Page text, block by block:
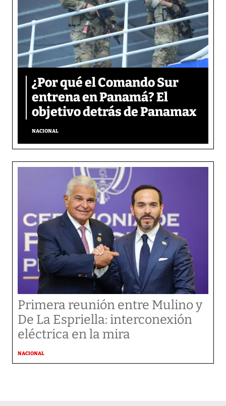
¿Por qué el Comando Sur
entrena en Panamá? El
objetivo detrás de Panamax
NACIONAL
Primera reunión entre Mulino y
De La Espriella: interconexión
eléctrica en la mira
NACIONAL